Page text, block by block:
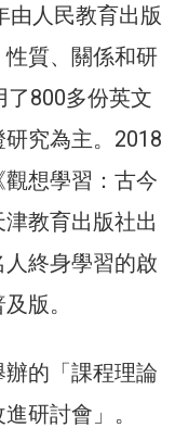
由人民教育出版
質、關係和研
了800多份英文
究為主。2018
想學習：古今
教育出版社出
終身學習的啟
版。
的「課程理論
研討會」。